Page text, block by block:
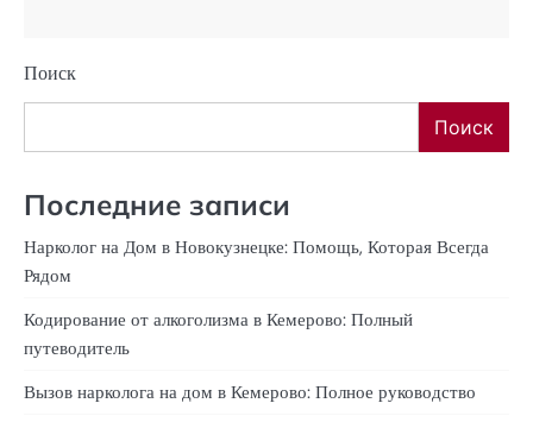
Поиск
Поиск
Последние записи
Нарколог на Дом в Новокузнецке: Помощь, Которая Всегда
Рядом
Кодирование от алкоголизма в Кемерово: Полный
путеводитель
Вызов нарколога на дом в Кемерово: Полное руководство